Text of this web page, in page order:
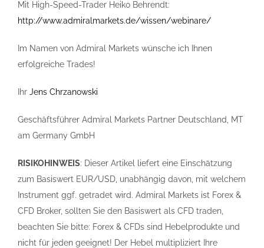
Mit High-Speed-Trader Heiko Behrendt:
http://www.admiralmarkets.de/wissen/webinare/
Im Namen von Admiral Markets wünsche ich Ihnen
erfolgreiche Trades!
Ihr Jens Chrzanowski
Geschäftsführer Admiral Markets Partner Deutschland, MT
am Germany GmbH
RISIKOHINWEIS: Dieser Artikel liefert eine Einschätzung
zum Basiswert EUR/USD, unabhängig davon, mit welchem
Instrument ggf. getradet wird. Admiral Markets ist Forex &
CFD Broker, sollten Sie den Basiswert als CFD traden,
beachten Sie bitte: Forex & CFDs sind Hebelprodukte und
nicht für jeden geeignet! Der Hebel multipliziert Ihre